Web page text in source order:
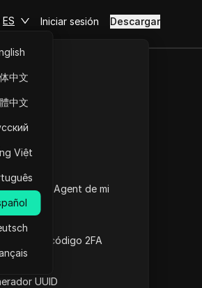
es el User Agent de mi
de código 2FA
UUID
ES
中文
中文
Việt
Iniciar sesión Descargar